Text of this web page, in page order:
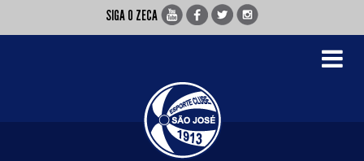
SIGA O ZECA
Toggle